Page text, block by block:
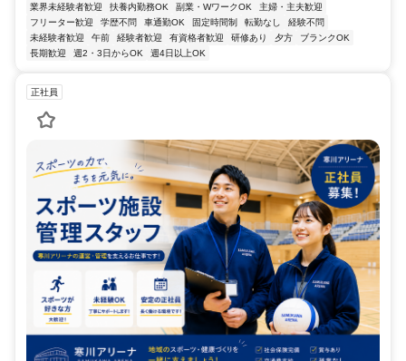
業界未経験者歓迎 扶養内勤務OK 副業・WワークOK
主婦・主夫歓迎
フリーター歓迎
学歴不問 車通勤OK 固定時間制 転勤なし
経験不問
未経験者歓迎
午前 経験者歓迎 有資格者歓迎 研修あり 夕方
ブランクOK
長期歓迎
週2・3日からOK 週4日以上OK
正社員